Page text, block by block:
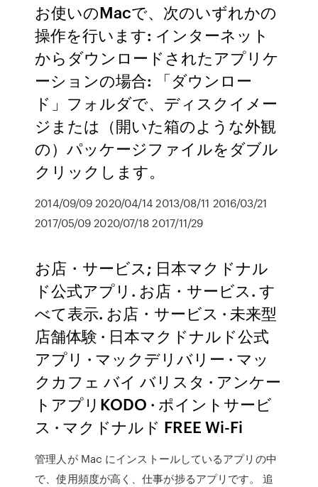
お使いのMacで、次のいずれかの
操作を行います: インターネット
からダウンロードされたアプリケ
ーションの場合: 「ダウンロー
ド」フォルダで、ディスクイメー
ジまたは（開いた箱のような外観
の）パッケージファイルをダブル
クリックします。
2014/09/09 2020/04/14 2013/08/11 2016/03/21
2017/05/09 2020/07/18 2017/11/29
お店・サービス; 日本マクドナル
ド公式アプリ. お店・サービス. す
べて表示. お店・サービス · 未来型
店舗体験 · 日本マクドナルド公式
アプリ · マックデリバリー · マッ
クカフェ バイ バリスタ · アンケー
トアプリKODO · ポイントサービ
ス · マクドナルド FREE Wi-Fi
管理人が Mac にインストールしているアプリの中
で、使用頻度が高く、仕事が捗るアプリです。 追